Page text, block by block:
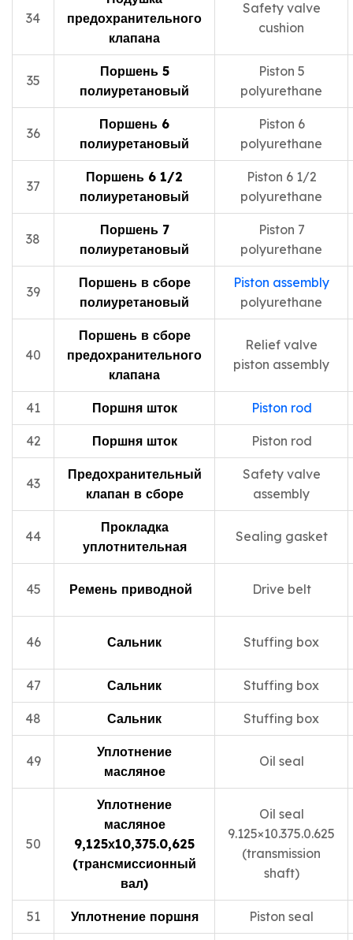
34
предохранительного
клапана
Safety valve
cushion
35
Поршень 5
полиуретановый
Piston 5
polyurethane
36
Поршень 6
полиуретановый
Piston 6
polyurethane
37
Поршень 6 1/2
полиуретановый
Piston 6 1/2
polyurethane
38
Поршень 7
полиуретановый
Piston 7
polyurethane
39
Поршень в сборе
полиуретановый
Piston assembly
polyurethane
40
Поршень в сборе
предохранительного
клапана
Relief valve
piston assembly
41 Поршня шток Piston rod
42 Поршня шток Piston rod
43
Предохранительный
клапан в сборе
Safety valve
assembly
44
Прокладка
уплотнительная
Sealing gasket
45 Ремень приводной Drive belt
46 Сальник Stuffing box
47 Сальник Stuffing box
48 Сальник Stuffing box
49
Уплотнение
масляное
Oil seal
50
Уплотнение
масляное
9,125х10,375.0,625
(трансмиссионный
вал)
Oil seal
9.125×10.375.0.625
(transmission
shaft)
51 Уплотнение поршня Piston seal